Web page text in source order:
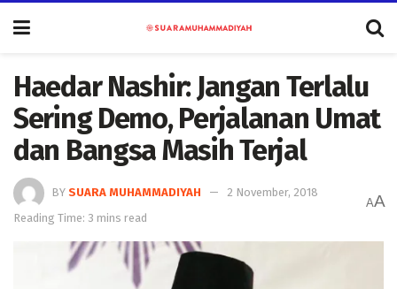
Haedar Nashir: Jangan Terlalu
Sering Demo, Perjalanan Umat
dan Bangsa Masih Terjal
BY SUARA MUHAMMADIYAH
2 November, 2018
Reading Time: 3 mins read
AA